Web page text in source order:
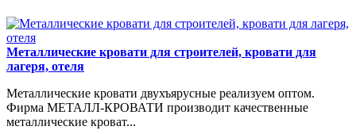
Металлические кровати для строителей, кровати для
лагеря, отеля
Металлические кровати двухъярусные реализуем оптом.
Фирма МЕТАЛЛ-КРОВАТИ производит качественные
металлические кроват...